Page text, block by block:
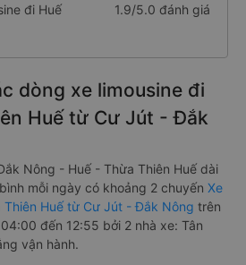
đi Huế 1.9/5.0 đánh giá
dòng xe limousine đi
Huế từ Cư Jút - Đắk
Nông - Huế - Thừa Thiên Huế dài
mỗi ngày có khoảng 2 chuyến Xe
Thiên Huế từ Cư Jút - Đắk Nông trên
đến 12:55 bởi 2 nhà xe: Tân
vận hành.